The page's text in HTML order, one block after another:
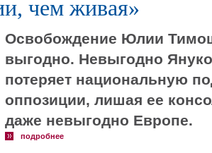
чем живая»
Освобождение Юлии
выгодно. Невыгодно
потеряет национальную
оппозиции, лишая ее
даже невыгодно Европе.
подробнее